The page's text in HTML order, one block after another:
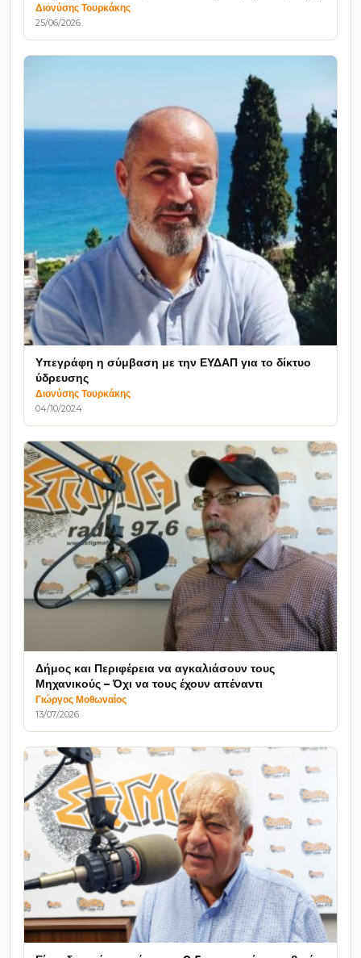
Διονύσης Τουρκάκης
25/06/2026
Υπεγράφη η σύμβαση με την ΕΥΔΑΠ για το δίκτυο
ύδρευσης
Διονύσης Τουρκάκης
04/10/2024
Δήμος και Περιφέρεια να αγκαλιάσουν τους
Μηχανικούς – Όχι να τους έχουν απέναντι
Γιώργος Μοθωναίος
13/07/2026